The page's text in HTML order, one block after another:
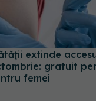
extinde
gratuit
femei